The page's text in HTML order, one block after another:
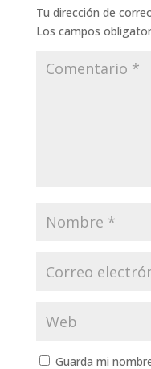
Tu dirección de
Los campos
Guarda mi